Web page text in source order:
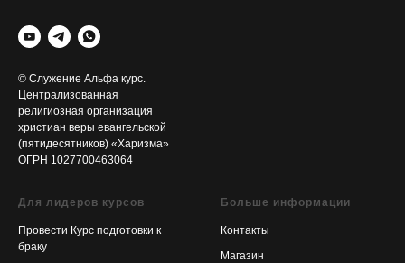
© Служение Альфа курс.
Централизованная
религиозная организация
христиан веры евангельской
(пятидесятников) «Харизма»
ОГРН 1027700463064
Для лидеров курсов
Провести Курс подготовки к
браку
Больше информации
Контакты
Магазин